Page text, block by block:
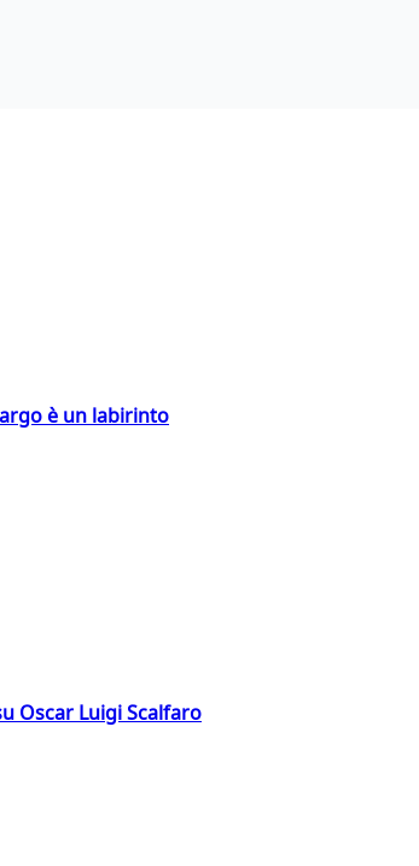
è un labirinto
Oscar Luigi Scalfaro